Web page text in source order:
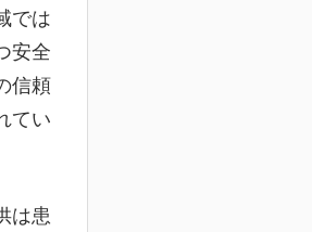
では
安全
信頼
てい
は患